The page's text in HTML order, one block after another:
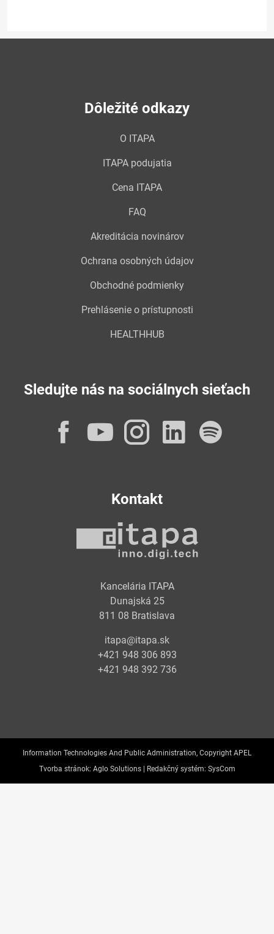
Dôležité odkazy
O ITAPA
ITAPA podujatia
Cena ITAPA
FAQ
Akreditácia novinárov
Ochrana osobných údajov
Obchodné podmienky
Prehlásenie o prístupnosti
HEALTHHUB
Sledujte nás na sociálnych sieťach
Facebook
YouTube
Instagram
Kontakt
Kancelária ITAPA
Dunajská 25
811 08 Bratislava
itapa@itapa.sk
+421 948 306 893
+421 948 392 736
Information Technologies And Public Administration, Copyright APEL
Tvorba stránok: Aglo Solutions | Redakčný systém: SysCom